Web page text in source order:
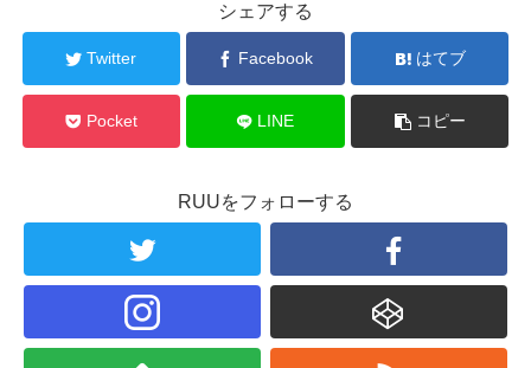
シェアする
Twitter Facebook はてブ
Pocket LINE コピー
RUUをフォローする